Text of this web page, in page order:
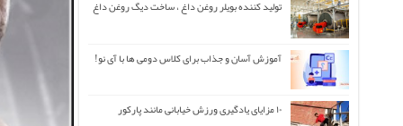
تولید کننده بویلر روغن داغ ، ساخت دیگ روغن داغ
آموزش آسان و جذاب برای کلاس دومی ها با آی نو!
۱۰ مزایای یادگیری ورزش خیابانی مانند پارکور